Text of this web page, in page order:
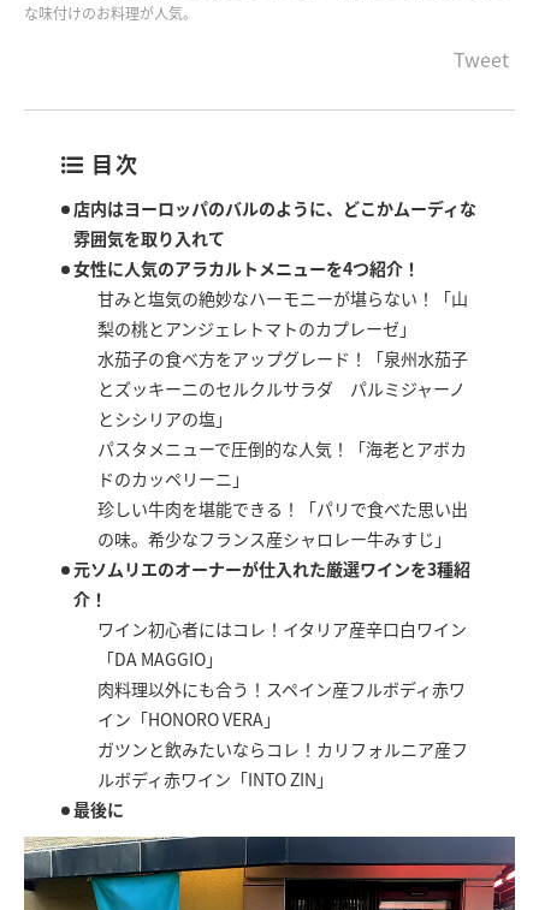
な味付けのお料理が人気。
Tweet
目次
店内はヨーロッパのバルのように、どこかムーディな
雰囲気を取り入れて
女性に人気のアラカルトメニューを4つ紹介！
甘みと塩気の絶妙なハーモニーが堪らない！「山
梨の桃とアンジェレトマトのカプレーゼ」
水茄子の食べ方をアップグレード！「泉州水茄子
とズッキーニのセルクルサラダ パルミジャーノ
とシシリアの塩」
パスタメニューで圧倒的な人気！「海老とアボカ
ドのカッペリーニ」
珍しい牛肉を堪能できる！「パリで食べた思い出
の味。希少なフランス産シャロレー牛みすじ」
元ソムリエのオーナーが仕入れた厳選ワインを3種紹
介！
ワイン初心者にはコレ！イタリア産辛口白ワイン
「DA MAGGIO」
肉料理以外にも合う！スペイン産フルボディ赤ワ
イン「HONORO VERA」
ガツンと飲みたいならコレ！カリフォルニア産フ
ルボディ赤ワイン「INTO ZIN」
最後に